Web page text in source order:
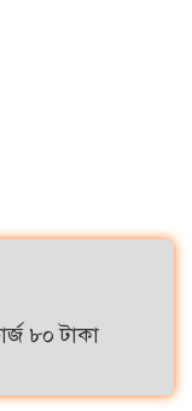
৮০ টাকা